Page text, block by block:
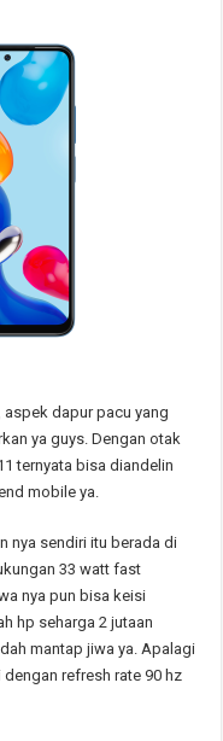
dapur pacu yang
ya guys. Dengan otak
ternyata bisa diandelin
mobile ya.
nya sendiri itu berada di
33 watt fast
nya pun bisa keisi
hp seharga 2 jutaan
mantap jiwa ya. Apalagi
dengan refresh rate 90 hz